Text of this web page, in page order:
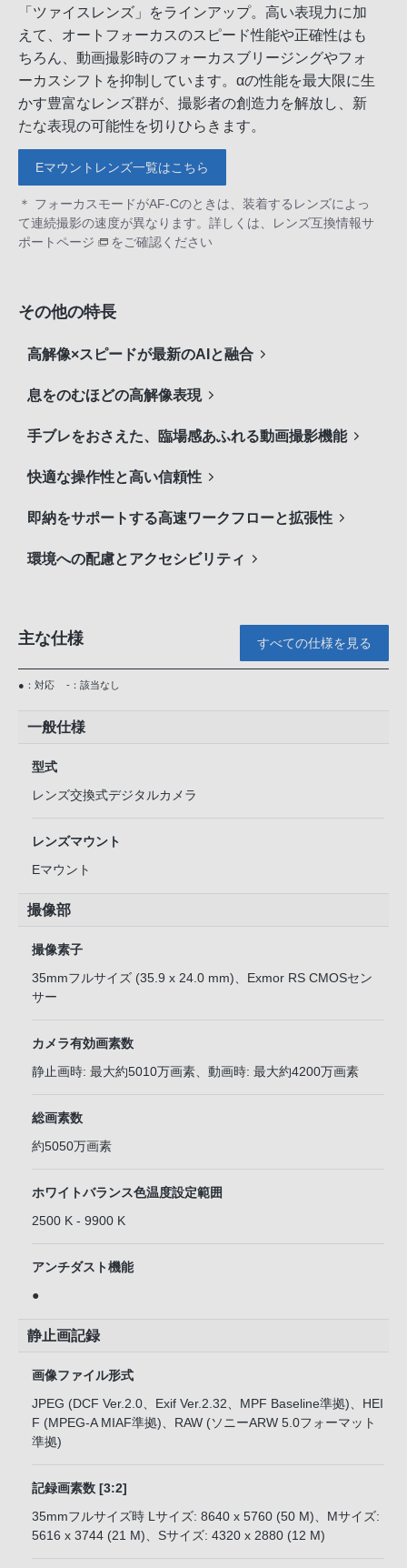
「ツァイスレンズ」をラインアップ。高い表現力に加
えて、オートフォーカスのスピード性能や正確性はも
ちろん、動画撮影時のフォーカスブリージングやフォ
ーカスシフトを抑制しています。αの性能を最大限に生
かす豊富なレンズ群が、撮影者の創造力を解放し、新
たな表現の可能性を切りひらきます。
Eマウントレンズ一覧はこちら
＊ フォーカスモードがAF-Cのときは、装着するレンズによっ
て連続撮影の速度が異なります。詳しくは、
レンズ互換情報サ
ポートページ
をご確認ください
その他の特長
高解像×スピードが最新のAIと融合
息をのむほどの高解像表現
手ブレをおさえた、臨場感あふれる動画撮影機能
快適な操作性と高い信頼性
即納をサポートする高速ワークフローと拡張性
環境への配慮とアクセシビリティ
主な仕様 すべての仕様を見る
●：対応 -：該当なし
一般仕様
型式
レンズ交換式デジタルカメラ
レンズマウント
Eマウント
撮像部
撮像素子
35mmフルサイズ (35.9 x 24.0 mm)、Exmor RS CMOSセン
サー
カメラ有効画素数
静止画時: 最大約5010万画素、動画時: 最大約4200万画素
総画素数
約5050万画素
ホワイトバランス色温度設定範囲
2500 K - 9900 K
アンチダスト機能
●
静止画記録
画像ファイル形式
JPEG (DCF Ver.2.0、Exif Ver.2.32、MPF Baseline準拠)、HEI
F (MPEG-A MIAF準拠)、RAW (ソニーARW 5.0フォーマット
準拠)
記録画素数 [3:2]
35mmフルサイズ時 Lサイズ: 8640 x 5760 (50 M)、Mサイズ:
5616 x 3744 (21 M)、Sサイズ: 4320 x 2880 (12 M)